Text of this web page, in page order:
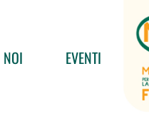
EVENTI